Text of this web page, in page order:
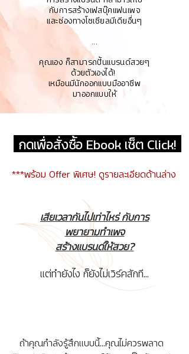
กับการสร้างเฟสบุ๊คแฟนเพจ
และช่องทางโซเชียลมีเดียอื่นๆ
...
คุณเอง ก็สามารถปั้นแบรนด์สวยๆ
ด้วยตัวเองได้!
เหมือนมีนักออกแบบมืออาชีพ
มาออกแบบให้
กดเพื่อสั่งซื้อ Ebook เซ็ต Click!
***พร้อม Offer พิเศษ! ดูรายละเอียดด้านล่าง
เสียเวลากันไปเท่าไหร่ กับการ
พยายามทำเพจ
สร้างแบรนด์ให้สวย?
แต่ทำยังไง ก็ยังไม่เวิร์คสักที...
ถ้าคุณกำลังรู้สึกแบบนี้...คุณไม่ควรพลาด